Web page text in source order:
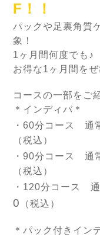
F！！
パックや足裏角質
象！
1ヶ月間何度でも♪
お得な1ヶ月間を
コースの一部をご
＊インディバ＊
・60分コース 通
（税込）
・90分コース 通
（税込）
・120分コース
0
（税込）
＊パック付きイン